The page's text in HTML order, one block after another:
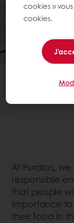
At Puratos,
responsible
that people
importance
their food in
cookies »
cookies.